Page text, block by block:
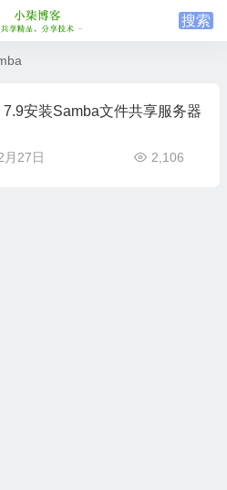
7.9安装Samba文件共享服务器
月27日 2,106